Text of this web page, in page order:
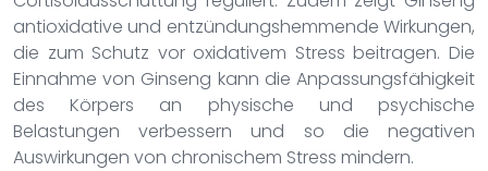
antioxidative und entzündungshemmende Wirkungen,
die zum Schutz vor oxidativem Stress beitragen. Die
Einnahme von Ginseng kann die Anpassungsfähigkeit
des Körpers an physische und psychische
Belastungen verbessern und so die negativen
Auswirkungen von chronischem Stress mindern.